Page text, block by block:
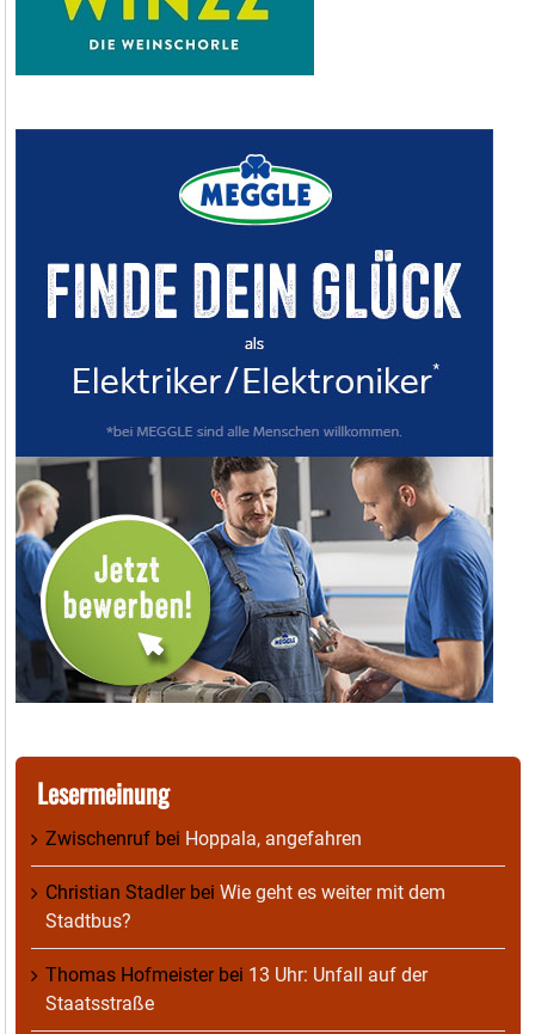
Lesermeinung
Zwischenruf bei Hoppala, angefahren
Christian Stadlerbei Wie geht es weiter mit dem
Stadtbus?
Thomas Hofmeisterbei 13 Uhr: Unfall auf der
Staatsstraße